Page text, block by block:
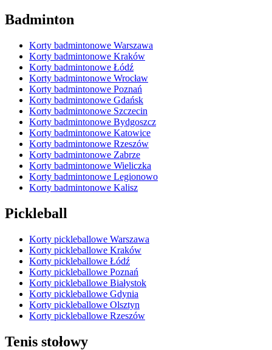
Badminton
Korty badmintonowe Warszawa
Korty badmintonowe Kraków
Korty badmintonowe Łódź
Korty badmintonowe Wrocław
Korty badmintonowe Poznań
Korty badmintonowe Gdańsk
Korty badmintonowe Szczecin
Korty badmintonowe Bydgoszcz
Korty badmintonowe Katowice
Korty badmintonowe Rzeszów
Korty badmintonowe Zabrze
Korty badmintonowe Wieliczka
Korty badmintonowe Legionowo
Korty badmintonowe Kalisz
Pickleball
Korty pickleballowe Warszawa
Korty pickleballowe Kraków
Korty pickleballowe Łódź
Korty pickleballowe Poznań
Korty pickleballowe Białystok
Korty pickleballowe Gdynia
Korty pickleballowe Olsztyn
Korty pickleballowe Rzeszów
Tenis stołowy